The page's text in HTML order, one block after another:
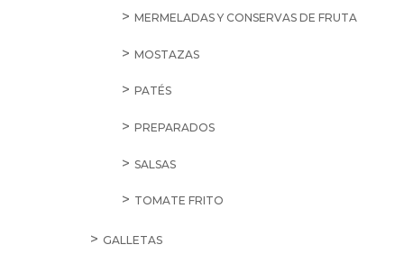
MERMELADAS Y CONSERVAS DE FRUTA
MOSTAZAS
PATÉS
PREPARADOS
SALSAS
TOMATE FRITO
GALLETAS